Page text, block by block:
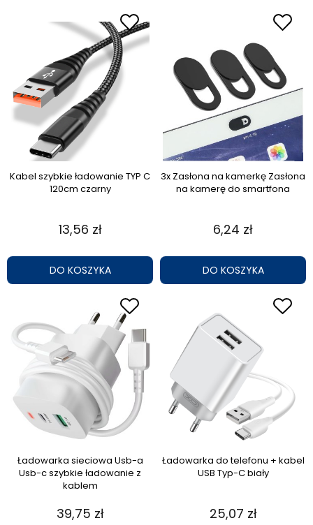
Kabel szybkie ładowanie TYP C
120cm czarny
13,56 zł
DO KOSZYKA
3x Zasłona na kamerkę Zasłona
na kamerę do smartfona
6,24 zł
DO KOSZYKA
Ładowarka sieciowa Usb-a
Usb-c szybkie ładowanie z
kablem
39,75 zł
Ładowarka do telefonu + kabel
USB Typ-C biały
25,07 zł